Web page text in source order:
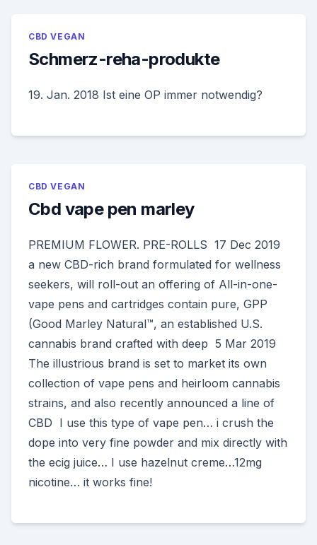
CBD VEGAN
Schmerz-reha-produkte
19. Jan. 2018 Ist eine OP immer notwendig?
CBD VEGAN
Cbd vape pen marley
PREMIUM FLOWER. PRE-ROLLS 17 Dec 2019
a new CBD-rich brand formulated for wellness
seekers, will roll-out an offering of All-in-one-
vape pens and cartridges contain pure, GPP
(Good Marley Natural™, an established U.S.
cannabis brand crafted with deep 5 Mar 2019
The illustrious brand is set to market its own
collection of vape pens and heirloom cannabis
strains, and also recently announced a line of
CBD I use this type of vape pen… i crush the
dope into very fine powder and mix directly with
the ecig juice… I use hazelnut creme…12mg
nicotine… it works fine!